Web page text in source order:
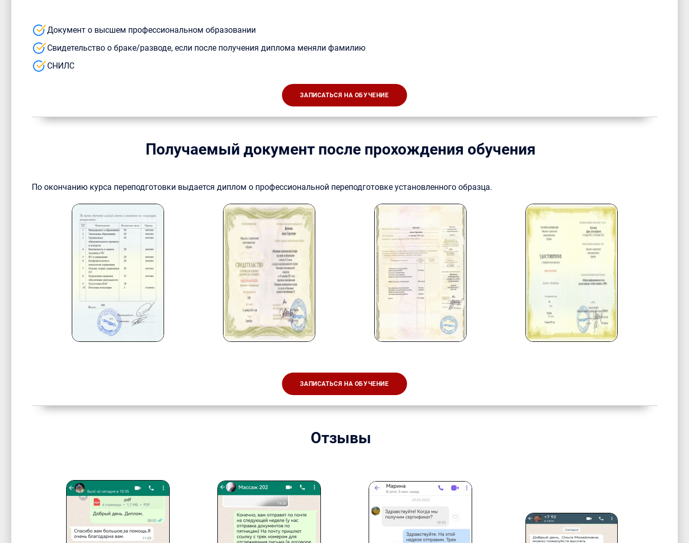
Документ о высшем профессиональном образовании
Свидетельство о браке/разводе, если после получения диплома меняли фамилию
СНИЛС
ЗАПИСАТЬСЯ НА ОБУЧЕНИЕ
Получаемый документ после прохождения обучения
По окончанию курса переподготовки выдается диплом о профессиональной переподготовке установленного образца.
ЗАПИСАТЬСЯ НА ОБУЧЕНИЕ
Отзывы